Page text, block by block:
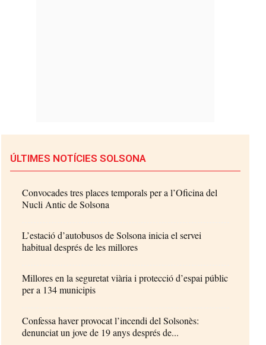
ÚLTIMES NOTÍCIES SOLSONA
Convocades tres places temporals per a l’Oficina del
Nucli Antic de Solsona
L’estació d’autobusos de Solsona inicia el servei
habitual després de les millores
Millores en la seguretat viària i protecció d’espai públic
per a 134 municipis
Confessa haver provocat l’incendi del Solsonès:
denunciat un jove de 19 anys després de...